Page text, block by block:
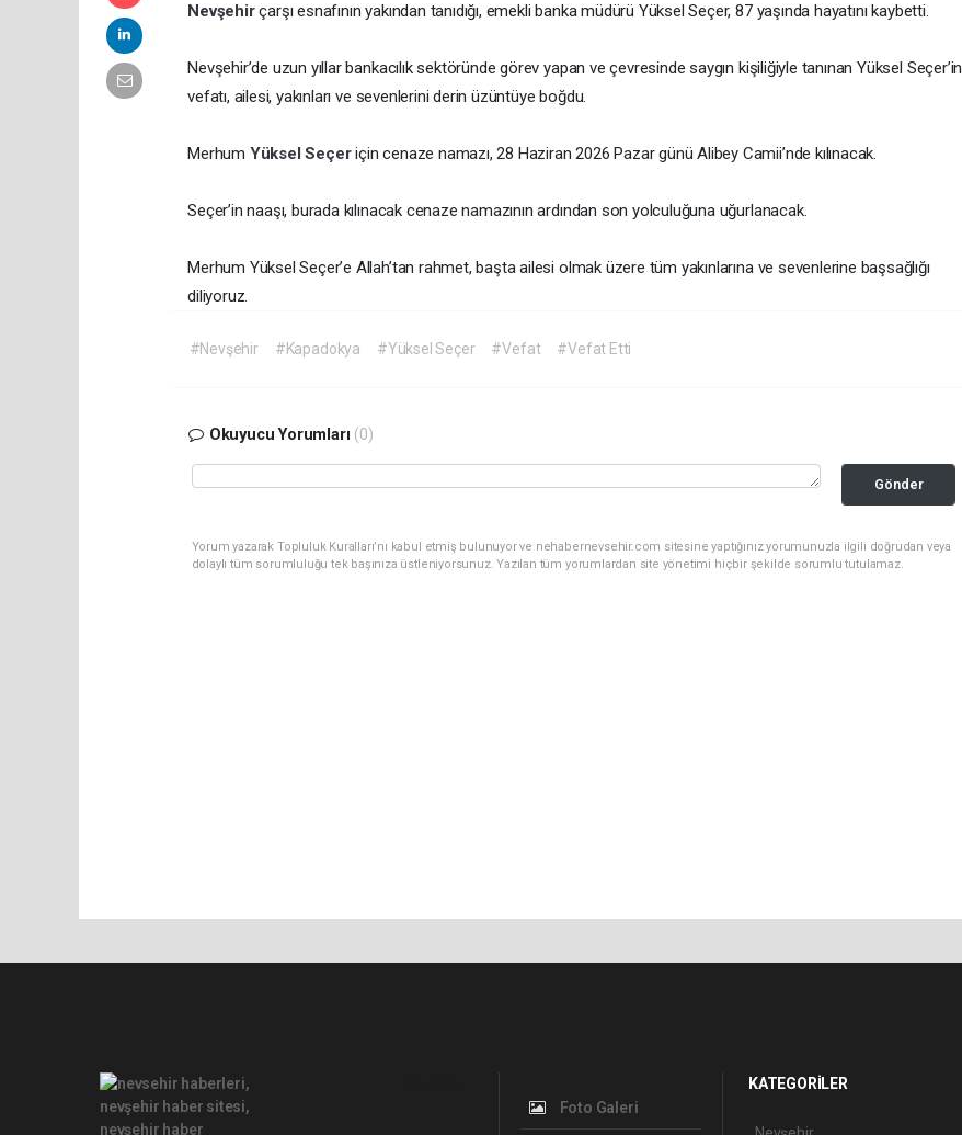
Nevşehirçarşı esnafının yakından tanıdığı, emekli banka müdürü Yüksel Seçer, 87 yaşında hayatını kaybetti.
Nevşehir’de uzun yıllar bankacılık sektöründe görev yapan ve çevresinde saygın kişiliğiyle tanınan Yüksel Seçer’in
vefatı, ailesi, yakınları ve sevenlerini derin üzüntüye boğdu.
Merhum Yüksel Seçeriçin cenaze namazı, 28 Haziran 2026 Pazar günü Alibey Camii’nde kılınacak.
Seçer’in naaşı, burada kılınacak cenaze namazının ardından son yolculuğuna uğurlanacak.
Merhum Yüksel Seçer’e Allah’tan rahmet, başta ailesi olmak üzere tüm yakınlarına ve sevenlerine başsağlığı
diliyoruz.
#Nevşehir #Kapadokya #Yüksel Seçer #Vefat #Vefat Etti
Okuyucu Yorumları (0)
Gönder
Yorum yazarak Topluluk Kuralları’nı kabul etmiş bulunuyor ve nehabernevsehir.com sitesine yaptığınız yorumunuzla ilgili doğrudan veya
dolaylı tüm sorumluluğu tek başınıza üstleniyorsunuz. Yazılan tüm yorumlardan site yönetimi hiçbir şekilde sorumlu tutulamaz.
Foto Galeri
KATEGORİLER